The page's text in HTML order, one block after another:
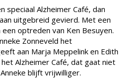
speciaal Alzheimer Café, dan
uitgebreid gevierd. Met een
optreden van Ken Besuyen.
Zonneveld het
aan Marja Meppelink en Edith
Alzheimer Café, dat gaat niet
blijft vrijwilliger.